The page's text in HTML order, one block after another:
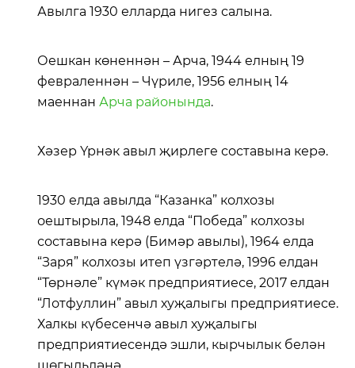
Авылга 1930 елларда нигез салына.
Оешкан көненнән – Арча, 1944 елның 19
февраленнән – Чүриле, 1956 елның 14
маеннан Арча районында.
Хәзер Үрнәк авыл җирлеге составына керә.
1930 елда авылда “Казанка” колхозы
оештырыла, 1948 елда “Победа” колхозы
составына керә (Бимәр авылы), 1964 елда
“Заря” колхозы итеп үзгәртелә, 1996 елдан
“Төрнәле” күмәк предприятиесе, 2017 елдан
“Лотфуллин” авыл хуҗалыгы предприятиесе.
Халкы күбесенчә авыл хуҗалыгы
предприятиесендә эшли, кырчылык белән